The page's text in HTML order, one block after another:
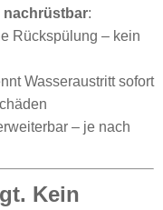
:
Rückspülung – kein
Wasseraustritt sofort
– je nach
Kein